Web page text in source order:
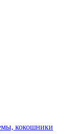
кокошники